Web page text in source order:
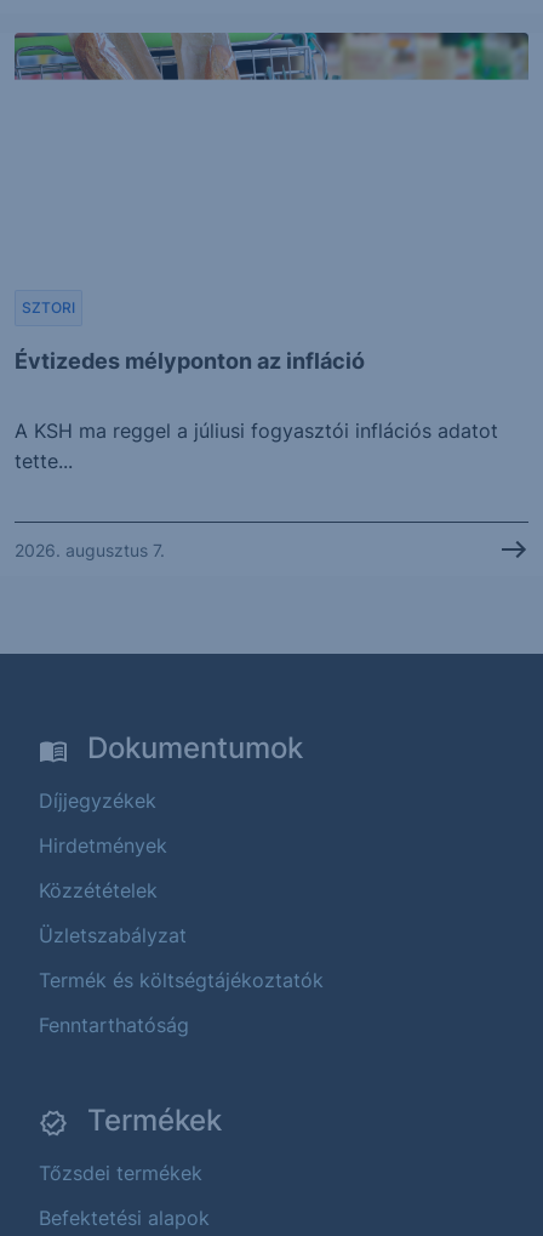
Évtizedes mélyponton az infláció
SZTORI
A KSH ma reggel a júliusi fogyasztói inflációs adatot
tette...
2026. augusztus 7.
Dokumentumok
Díjjegyzékek
Hirdetmények
Közzétételek
Üzletszabályzat
Termék és költségtájékoztatók
Fenntarthatóság
Termékek
Tőzsdei termékek
Befektetési alapok